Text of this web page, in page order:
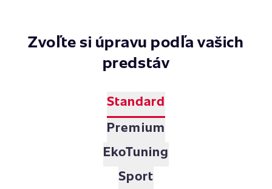
Zvoľte si úpravu podľa vašich
predstáv
Standard
Premium
EkoTuning
Sport